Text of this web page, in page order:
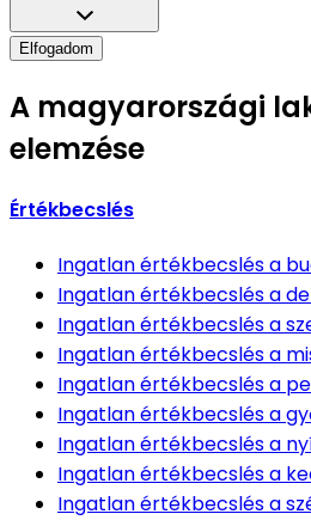
Elfogadom
A magyarországi
elemzése
Értékbecslés
Ingatlan értékbecslésa
Ingatlan értékbecslésa
Ingatlan értékbecslésa
Ingatlan értékbecslésa
Ingatlan értékbecslésa
Ingatlan értékbecslésa
Ingatlan értékbecslésa
Ingatlan értékbecslésa
Ingatlan értékbecslésa